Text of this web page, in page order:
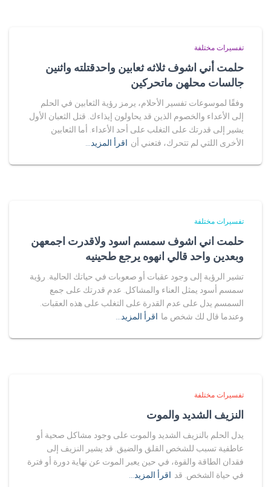
تفسيرات مختلفة
حلمت أني اشوف ثلاثه ثعابين واحدقتلته واثنين
جالسات محلهن ماتحركين
وفقًا لموسوعات تفسير الأحلام، يرمز رؤية الثعابين في الحلم
إلى الأعداء والخصوم الذين قد يحاولون إيذاءك. قتل الثعبان الأول
يشير إلى قدرتك على التغلب على أحد الأعداء. أما الثعابين
الأخرى اللتي لم تتحرك، فتعني أن اقرأ المزيد…
تفسيرات مختلفة
حلمت اني اشوف سمسم اسود ولاقدرت اجمعهن
وبعدين واحد قالي انهوه يرجع طحينيه
تشير الرؤية إلى وجود عقبات أو صعوبات في حياتك الحالية. رؤية
سمسم أسود يمثل العناء والمشاكل. عدم قدرتك على جمع
السمسم يدل على عدم القدرة على التغلب على هذه العقبات.
وعندما قال لك شخص ما اقرأ المزيد…
تفسيرات مختلفة
النزيف الشديد والموت
يدل الحلم بالنزيف الشديد والموت على وجود مشاكل صحية أو
عاطفية تسبب للشخص القلق والضيق. قد يشير النزيف إلى
فقدان الطاقة والقوة، في حين يعبر الموت عن نهاية دورة أو فترة
في حياة الشخص. قد اقرأ المزيد…